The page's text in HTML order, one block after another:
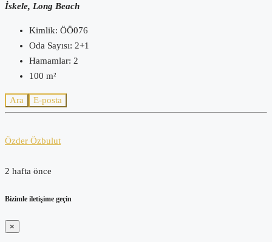
İskele, Long Beach
Kimlik: ÖÖ076
Oda Sayısı: 2+1
Hamamlar: 2
100 m²
Ara E-posta
Özder Özbulut
2 hafta önce
Bizimle iletişime geçin
×